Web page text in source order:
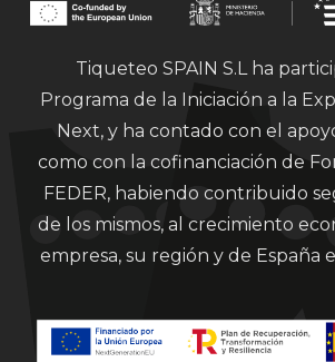
Tiqueteo SPAIN S.L ha
Programa de la Iniciación a la
Next, y ha contado con el
como con la cofinanciación de
FEDER, habiendo contribuido
de los mismos, al crecimiento
empresa, su región y de España